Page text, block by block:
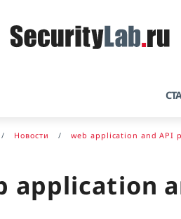
Новости web application and API
application